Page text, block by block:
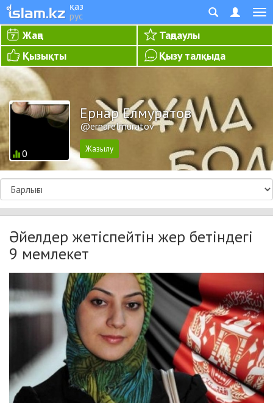
қаз
рус
Жаңа
Таңдаулы
Қызықты
Қызу талқыда
0
Ернар Елмуратов
@ernarelmuratov
Әйелдер жетіспейтін жер бетіндегі
9 мемлекет